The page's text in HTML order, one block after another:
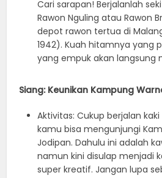
Cari sarapan! Berjalanlah
Rawon Nguling atau Rawon
depot rawon tertua di
1942). Kuah hitamnya yang
yang empuk akan langsung
Siang: Keunikan Kampung
Aktivitas: Cukup berjalan
kamu bisa mengunjungi
Jodipan. Dahulu ini adalah
namun kini disulap menjadi
super kreatif. Jangan lupa